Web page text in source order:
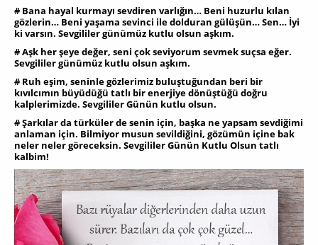
# Bana hayal kurmayı sevdiren varlığın… Beni huzurlu kılan
gözlerin… Beni yaşama sevinci ile dolduran gülüşün… Sen… İyi
ki varsın. Sevgililer günümüz kutlu olsun aşkım.
# Aşk her şeye değer, seni çok seviyorum sevmek suçsa eğer.
Sevgililer günümüz kutlu olsun aşkım.
# Ruh eşim, seninle gözlerimiz buluştuğundan beri bir
kıvılcımın büyüdüğü tatlı bir enerjiye dönüştüğü doğru
kalplerimizde. Sevgililer Günün kutlu olsun.
# Şarkılar da türküler de senin için, başka ne yapsam sevdiğimi
anlaman için. Bilmiyor musun sevildiğini, gözümün içine bak
neler neler göreceksin. Sevgililer Günün Kutlu Olsun tatlı
kalbim!